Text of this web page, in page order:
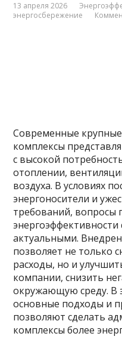
13 апреля 2026
энергосбережение
Современные
комплексы
с высокой
отоплении,
воздуха. В условиях
энергоносители и
требований, вопросы
энергоэффективности
актуальными.
позволяет не только
расходы, но и
компании, снизить
окружающую среду. В
основные подходы и
позволяют сделать
комплексы более